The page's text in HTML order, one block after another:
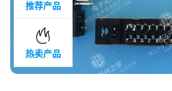
推荐产品

热卖产品